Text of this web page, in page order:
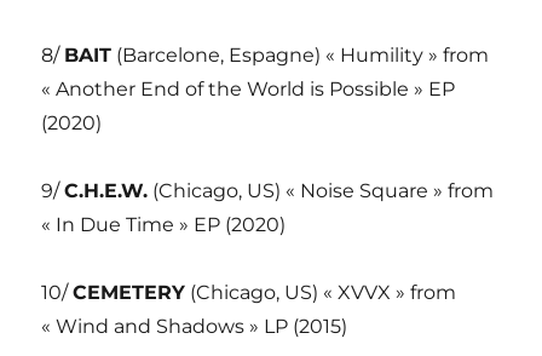
8/ BAIT (Barcelone, Espagne) « Humility » from
« Another End of the World is Possible » EP
(2020)
9/C.H.E.W. (Chicago, US) « Noise Square » from
« In Due Time » EP (2020)
10/CEMETERY (Chicago, US) « XVVX » from
« Wind and Shadows » LP (2015)